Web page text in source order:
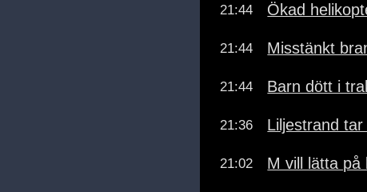
21:44 Ökad
21:44 Misstänkt
21:44 Barn dött i
21:36 Liljestrand
21:02 M vill lätta på